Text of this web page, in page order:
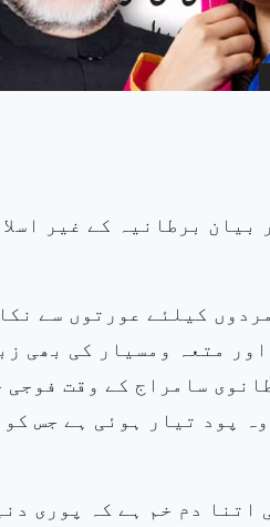
بیان برطانیہ کے غیر
کیلئے عورتوں سے
متعہ ومسیار کی بھی
سامراج کے وقت
پود تیار ہوئی ہے جس
اتنا دم خم ہے کہ پوری